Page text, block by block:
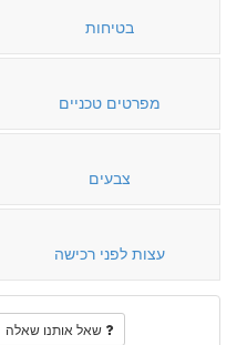
בטיחות
מפרטים טכניים
צבעים
עצות לפני רכישה
שאל אותנו שאלה